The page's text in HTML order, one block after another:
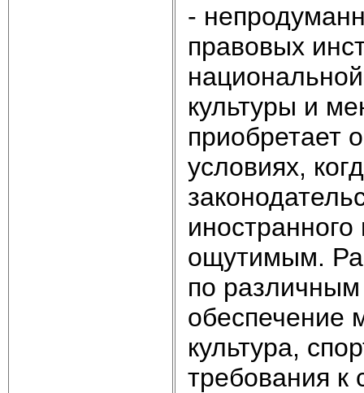
-
правовых
культуры и
приобретает
условиях,
ощутимым.
по
обеспечение
культура,
требования к